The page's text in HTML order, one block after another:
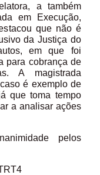
a também
em Execução,
que não é
da Justiça do
em que foi
para cobrança de
A magistrada
é exemplo de
que toma tempo
a analisar ações
pelos